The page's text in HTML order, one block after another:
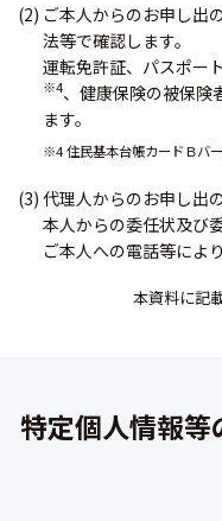
(2) ご本人からのお申し出
法等で確認します。
運転免許証、パスポー
※4、健康保険の被保険
ます。
※4 住民基本台帳カードＢバ
(3) 代理人からのお申し出
本人からの委任状及び
ご本人への電話等によ
本資料に記
特定個人情報